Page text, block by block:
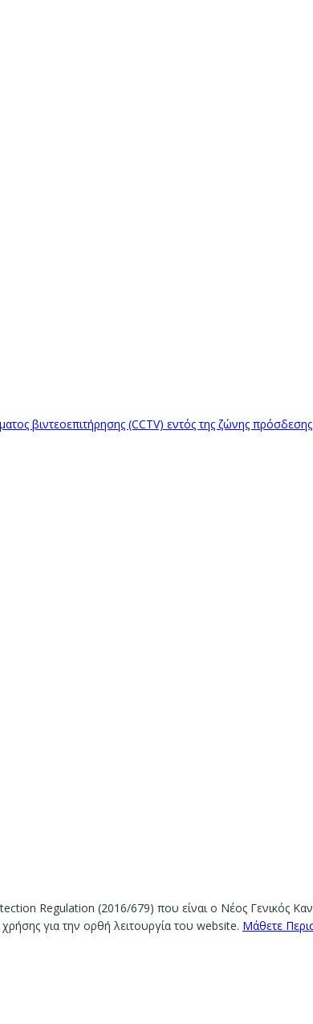
βιντεοεπιτήρησης (CCTV) εντός της ζώνης
Regulation (2016/679) που είναι ο Νέος Γενικός
για την ορθή λειτουργία του website. Μάθετε